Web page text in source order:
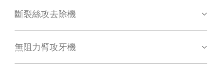
斷裂絲攻去除機
無阻力臂攻牙機